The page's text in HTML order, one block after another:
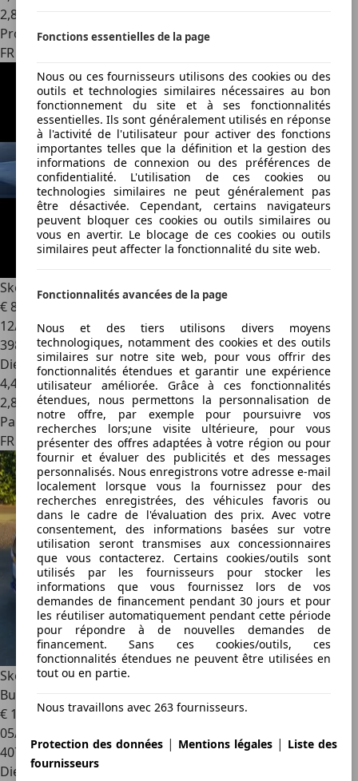
2,8
Professionnel
FR 59000
Skoda Superb
2.0 CR TDi L&K DSG (EU6.2)
€ 8 000
12/2018
398 000 km
Diesel
4,4 l/100 km (mixte)
2,8
Particulier
FR 96000
Skoda SuperbSuperb Combi 2.0 TDI 150 SCR DSG7
Business
€ 10 300
05/2022
407 000 km
Diesel
Fonctions essentielles de la page
Nous ou ces fournisseurs utilisons des cookies ou des
outils et technologies similaires nécessaires au bon
fonctionnement du site et à ses fonctionnalités
essentielles. Ils sont généralement utilisés en réponse
à l'activité de l'utilisateur pour activer des fonctions
importantes telles que la définition et la gestion des
informations de connexion ou des préférences de
confidentialité. L'utilisation de ces cookies ou
technologies similaires ne peut généralement pas
être désactivée. Cependant, certains navigateurs
peuvent bloquer ces cookies ou outils similaires ou
vous en avertir. Le blocage de ces cookies ou outils
similaires peut affecter la fonctionnalité du site web.
Fonctionnalités avancées de la page
Nous et des tiers utilisons divers moyens
technologiques, notamment des cookies et des outils
similaires sur notre site web, pour vous offrir des
fonctionnalités étendues et garantir une expérience
utilisateur améliorée. Grâce à ces fonctionnalités
étendues, nous permettons la personnalisation de
notre offre, par exemple pour poursuivre vos
recherches lors;une visite ultérieure, pour vous
présenter des offres adaptées à votre région ou pour
fournir et évaluer des publicités et des messages
personnalisés. Nous enregistrons votre adresse e-mail
localement lorsque vous la fournissez pour des
recherches enregistrées, des véhicules favoris ou
dans le cadre de l'évaluation des prix. Avec votre
consentement, des informations basées sur votre
utilisation seront transmises aux concessionnaires
que vous contacterez. Certains cookies/outils sont
utilisés par les fournisseurs pour stocker les
informations que vous fournissez lors de vos
demandes de financement pendant 30 jours et pour
les réutiliser automatiquement pendant cette période
pour répondre à de nouvelles demandes de
financement. Sans ces cookies/outils, ces
fonctionnalités étendues ne peuvent être utilisées en
tout ou en partie.
Nous travaillons avec 263 fournisseurs.
Protection des données | Mentions légales | Liste des
fournisseurs